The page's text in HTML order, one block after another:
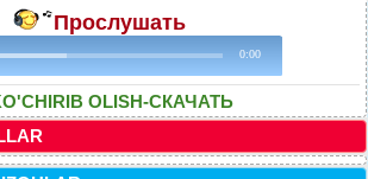
Прослушать
0:00
OLISH-СКАЧАТЬ